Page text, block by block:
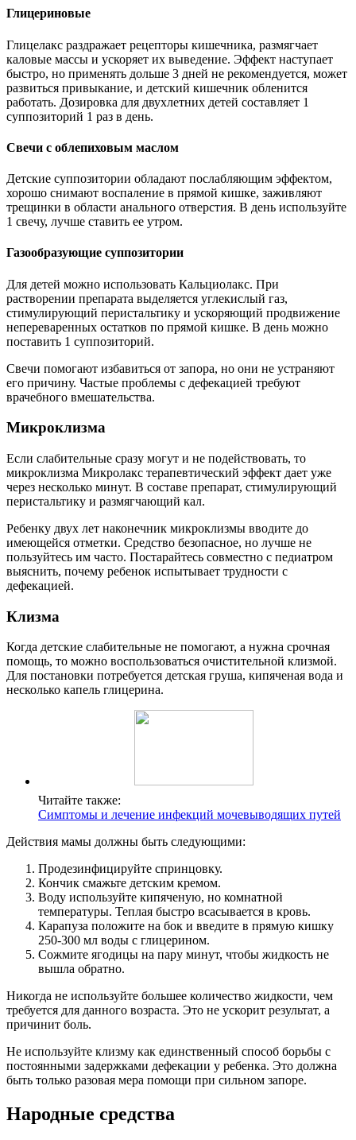
Глицериновые
Глицелакс раздражает рецепторы кишечника, размягчает
каловые массы и ускоряет их выведение. Эффект наступает
быстро, но применять дольше 3 дней не рекомендуется, может
развиться привыкание, и детский кишечник обленится
работать. Дозировка для двухлетних детей составляет 1
суппозиторий 1 раз в день.
Свечи с облепиховым маслом
Детские суппозитории обладают послабляющим эффектом,
хорошо снимают воспаление в прямой кишке, заживляют
трещинки в области анального отверстия. В день используйте
1 свечу, лучше ставить ее утром.
Газообразующие суппозитории
Для детей можно использовать Кальциолакс. При
растворении препарата выделяется углекислый газ,
стимулирующий перистальтику и ускоряющий продвижение
непереваренных остатков по прямой кишке. В день можно
поставить 1 суппозиторий.
Свечи помогают избавиться от запора, но они не устраняют
его причину. Частые проблемы с дефекацией требуют
врачебного вмешательства.
Микроклизма
Если слабительные сразу могут и не подействовать, то
микроклизма Микролакс терапевтический эффект дает уже
через несколько минут. В составе препарат, стимулирующий
перистальтику и размягчающий кал.
Ребенку двух лет наконечник микроклизмы вводите до
имеющейся отметки. Средство безопасное, но лучше не
пользуйтесь им часто. Постарайтесь совместно с педиатром
выяснить, почему ребенок испытывает трудности с
дефекацией.
Клизма
Когда детские слабительные не помогают, а нужна срочная
помощь, то можно воспользоваться очистительной клизмой.
Для постановки потребуется детская груша, кипяченая вода и
несколько капель глицерина.
Читайте также:
Симптомы и лечение инфекций мочевыводящих путей
Действия мамы должны быть следующими:
Продезинфицируйте спринцовку.
Кончик смажьте детским кремом.
Воду используйте кипяченую, но комнатной
температуры. Теплая быстро всасывается в кровь.
Карапуза положите на бок и введите в прямую кишку
250-300 мл воды с глицерином.
Сожмите ягодицы на пару минут, чтобы жидкость не
вышла обратно.
Никогда не используйте большее количество жидкости, чем
требуется для данного возраста. Это не ускорит результат, а
причинит боль.
Не используйте клизму как единственный способ борьбы с
постоянными задержками дефекации у ребенка. Это должна
быть только разовая мера помощи при сильном запоре.
Народные средства